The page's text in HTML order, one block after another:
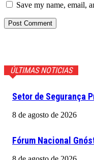
Save my name, email,
ÚLTIMAS NOTICIAS
Setor de Segurança
8 de agosto de 2026
Fórum Nacional